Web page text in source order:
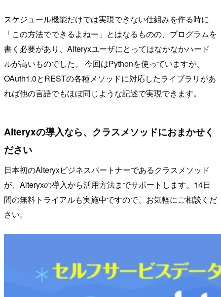
スケジュール機能だけでは実現できない仕組みを作る時に
「この方法でできるよねー」とはなるものの、プログラムを
書く必要があり、Alteryxユーザにとってはなかなかハード
ルが高いものでした。 今回はPythonを使っていますが、
OAuth1.0とRESTの各種メソッドに対応したライブラリがあ
れば他の言語でもほぼ同じような記述で実現できます。
Alteryxの導入なら、クラスメソッドにおまかせく
ださい
日本初のAlteryxビジネスパートナーであるクラスメソッド
が、Alteryxの導入から活用方法までサポートします。14日
間の無料トライアルも実施中ですので、お気軽にご相談くだ
さい。